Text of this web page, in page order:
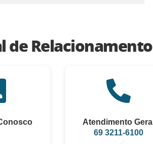
de Relacionamento
Atendimento Geral
69 3211-6100